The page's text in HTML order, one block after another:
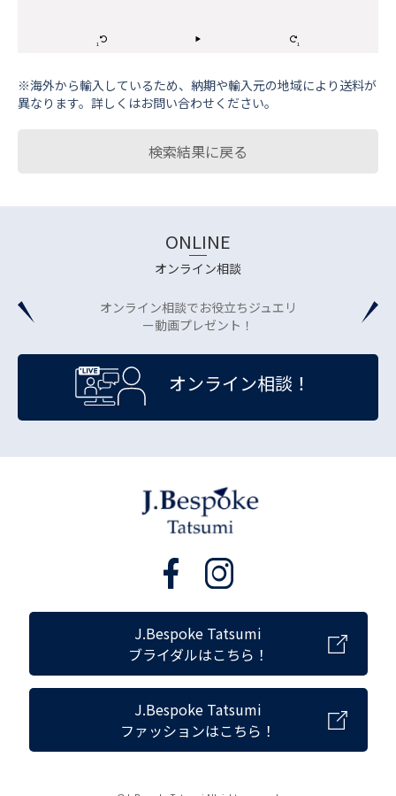
※海外から輸⼊しているため、納期や輸⼊元の地域により送料が
異なります。詳しくはお問い合わせください。
検索結果に戻る
ONLINE
オンライン相談
オンライン相談でお役立ちジュエリ
ー動画プレゼント！
オンライン相談！
J.Bespoke Tatsumi
ブライダルはこちら！
J.Bespoke Tatsumi
ファッションはこちら！